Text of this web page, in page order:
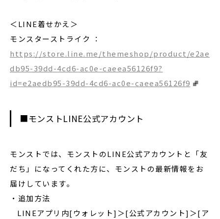
＜LINE着せかえ＞
モンスターストライク ：
https://store.line.me/themeshop/product/e2ae
db95-39dd-4cd6-ac0e-caeea56126f9?
id=e2aedb95-39dd-4cd6-ac0e-caeea56126f9
■モンストLINE公式アカウント
モンストでは、モンストのLINE公式アカウントと「友
だち」になってくれた方に、モンストの最新情報をお
届けしています。
・追加方法
LINEアプリ内[ウォレット]＞[公式アカウント]＞[ア